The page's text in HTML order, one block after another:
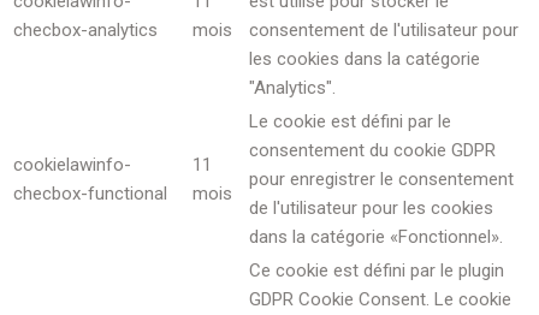
checbox-analytics
mois
consentement de l'utilisateur pour
les cookies dans la catégorie
"Analytics".
cookielawinfo-
checbox-functional
11
mois
Le cookie est défini par le
consentement du cookie GDPR
pour enregistrer le consentement
de l'utilisateur pour les cookies
dans la catégorie «Fonctionnel».
Ce cookie est défini par le plugin
GDPR Cookie Consent. Le cookie